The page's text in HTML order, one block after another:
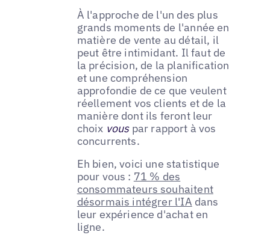
À l'approche de l'un des plus
grands moments de l'année en
matière de vente au détail, il
peut être intimidant. Il faut de
la précision, de la planification
et une compréhension
approfondie de ce que veulent
réellement vos clients et de la
manière dont ils feront leur
choix vouspar rapport à vos
concurrents.
Eh bien, voici une statistique
pour vous : 71 % des
consommateurs souhaitent
désormais intégrer l'IA dans
leur expérience d'achat en
ligne.